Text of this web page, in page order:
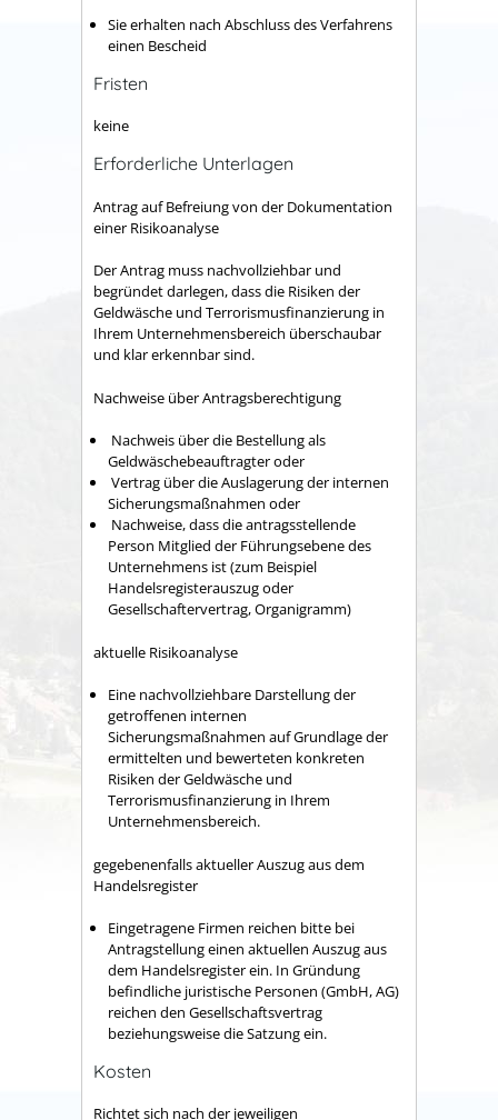
Sie erhalten nach Abschluss des Verfahrens
einen Bescheid
Fristen
keine
Erforderliche Unterlagen
Antrag auf Befreiung von der Dokumentation
einer Risikoanalyse
Der Antrag muss nachvollziehbar und
begründet darlegen, dass die Risiken der
Geldwäsche und Terrorismusfinanzierung in
Ihrem Unternehmensbereich überschaubar
und klar erkennbar sind.
Nachweise über Antragsberechtigung
​ Nachweis über die Bestellung als
Geldwäschebeauftragter oder
​ Vertrag über die Auslagerung der internen
Sicherungsmaßnahmen oder
​ Nachweise, dass die antragsstellende
Person Mitglied der Führungsebene des
Unternehmens ist (zum Beispiel
Handelsregisterauszug oder
Gesellschaftervertrag, Organigramm)
aktuelle Risikoanalyse
Eine nachvollziehbare Darstellung der
getroffenen internen
Sicherungsmaßnahmen auf Grundlage der
ermittelten und bewerteten konkreten
Risiken der Geldwäsche und
Terrorismusfinanzierung in Ihrem
Unternehmensbereich.
gegebenenfalls aktueller Auszug aus dem
Handelsregister
Eingetragene Firmen reichen bitte bei
Antragstellung einen aktuellen Auszug aus
dem Handelsregister ein. In Gründung
befindliche juristische Personen (GmbH, AG)
reichen den Gesellschaftsvertrag
beziehungsweise die Satzung ein. ​
Kosten
Richtet sich nach der jeweiligen